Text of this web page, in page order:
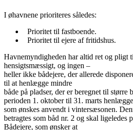
I øhavnene prioriteres således:
Prioritet til fastboende.
Prioritet til ejere af fritidshus.
Havnemyndigheden har altid ret og pligt
hensigtsmæssigt, og ingen –
heller ikke bådejere, der allerede
til at henlægge mindre
både på pladser, der er beregnet til større
perioden 1. oktober til 31. marts
som ønskes anvendt i vintersæsonen.
betragtes som båd nr. 2 og skal ligeledes
Bådejere, som ønsker at